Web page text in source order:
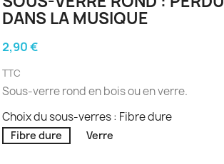
DANS LA MUSIQUE
2,90 €
TTC
Sous-verre rond en bois ou en verre.
Choix du sous-verres : Fibre dure
Fibre dure Verre